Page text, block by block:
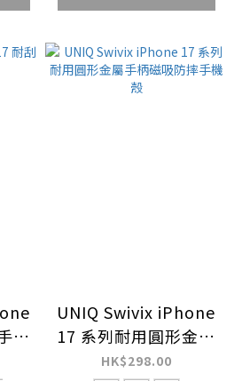
機
UNIQ Swivix iPhone
17 系列耐用圓形金屬
手柄磁吸防摔手機殼
HK$298.00